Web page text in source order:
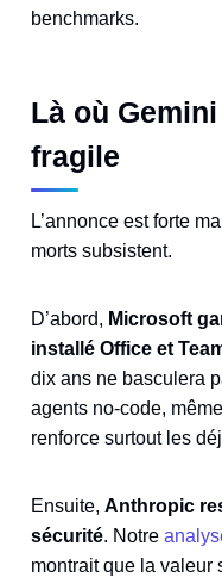
benchmarks.
Là où
fragile
L’annonce est forte
morts subsistent.
D’abord, Microsoft
installé Office et
dix ans ne basculera
agents no-code,
renforce surtout les
Ensuite, Anthropic
sécurité. Notre
montrait que la valeur